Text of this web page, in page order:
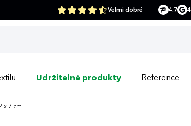
Velmi dobré 4.7
Udržitelné produkty Reference
x 7 cm